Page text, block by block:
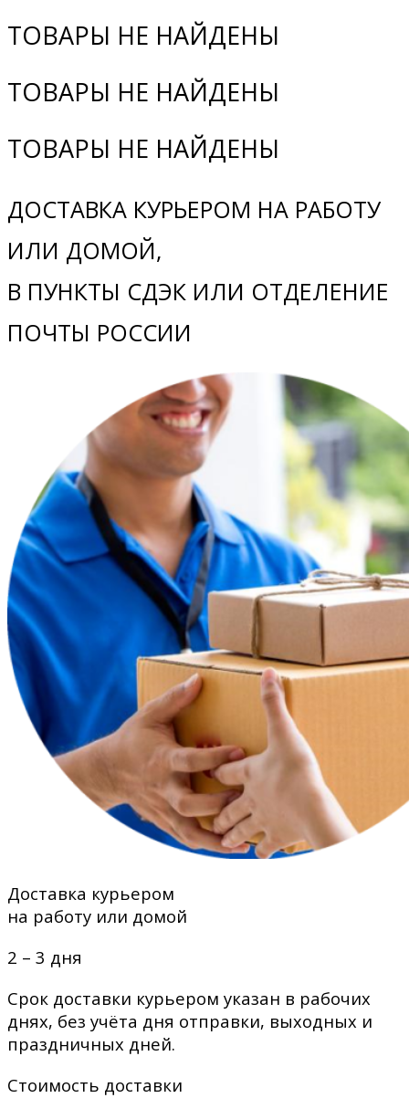
ТОВАРЫ НЕ НАЙДЕНЫ
ТОВАРЫ НЕ НАЙДЕНЫ
ТОВАРЫ НЕ НАЙДЕНЫ
ДОСТАВКА КУРЬЕРОМ НА РАБОТУ
ИЛИ ДОМОЙ,
В ПУНКТЫ СДЭК ИЛИ ОТДЕЛЕНИЕ
ПОЧТЫ РОССИИ
Доставка курьером
на работу или домой
2 – 3 дня
Срок доставки курьером указан в рабочих
днях, без учёта дня отправки, выходных и
праздничных дней.
Стоимость доставки